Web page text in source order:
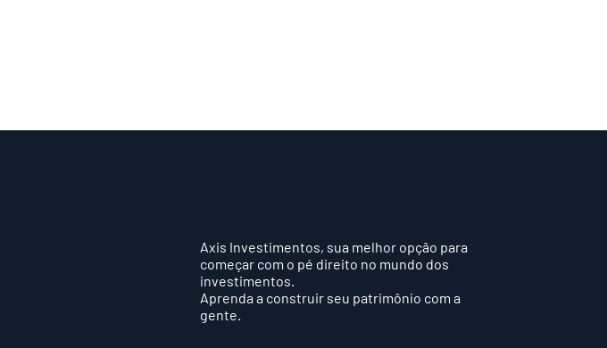
Axis Investimentos, sua melhor opção para
começar com o pé direito no mundo dos
investimentos.
Aprenda a construir seu patrimônio com a
gente.